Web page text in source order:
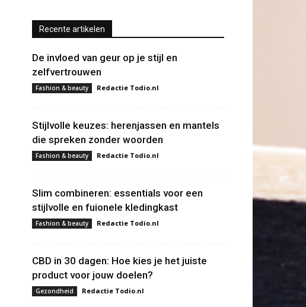
Recente artikelen
De invloed van geur op je stijl en
zelfvertrouwen
Fashion & beauty Redactie Todio.nl
Stijlvolle keuzes: herenjassen en mantels
die spreken zonder woorden
Fashion & beauty Redactie Todio.nl
Slim combineren: essentials voor een
stijlvolle en fuionele kledingkast
Fashion & beauty Redactie Todio.nl
CBD in 30 dagen: Hoe kies je het juiste
product voor jouw doelen?
Gezondheid Redactie Todio.nl